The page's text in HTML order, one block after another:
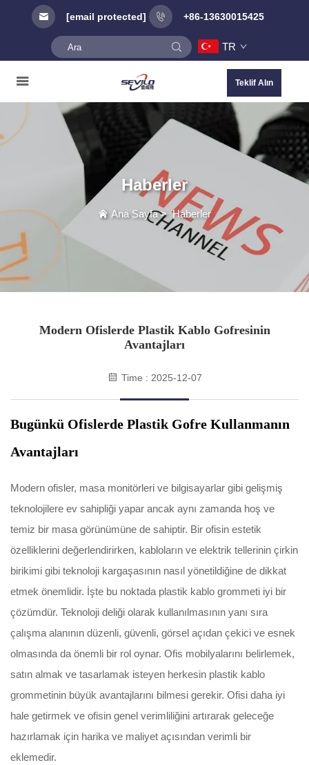
[email protected] +86-13630015425
TR
Teklif Alın
Haberler
Ana Sayfa>Haberler
Modern Ofislerde Plastik Kablo Gofresinin
Avantajları
Time : 2025-12-07
Bugünkü Ofislerde Plastik Gofre Kullanmanın
Avantajları
Modern ofisler, masa monitörleri ve bilgisayarlar gibi gelişmiş
teknolojilere ev sahipliği yapar ancak aynı zamanda hoş ve
temiz bir masa görünümüne de sahiptir. Bir ofisin estetik
özelliklerini değerlendirirken, kabloların ve elektrik tellerinin çirkin
birikimi gibi teknoloji kargaşasının nasıl yönetildiğine de dikkat
etmek önemlidir. İşte bu noktada plastik kablo grommeti iyi bir
çözümdür. Teknoloji deliği olarak kullanılmasının yanı sıra
çalışma alanının düzenli, güvenli, görsel açıdan çekici ve esnek
olmasında da önemli bir rol oynar. Ofis mobilyalarını belirlemek,
satın almak ve tasarlamak isteyen herkesin plastik kablo
grommetinin büyük avantajlarını bilmesi gerekir. Ofisi daha iyi
hale getirmek ve ofisin genel verimliliğini artırarak geleceğe
hazırlamak için harika ve maliyet açısından verimli bir
eklemedir.